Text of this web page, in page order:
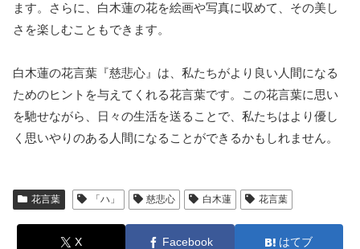
ます。さらに、白木蓮の花を絵画や写真に収めて、その美し
さを楽しむこともできます。
白木蓮の花言葉『慈悲心』は、私たちがより良い人間になる
ためのヒントを与えてくれる花言葉です。この花言葉に思い
を馳せながら、日々の生活を送ることで、私たちはより優し
く思いやりのある人間になることができるかもしれません。
花言葉 「ハ」 慈悲心 白木蓮 花言葉
X Facebook はてブ